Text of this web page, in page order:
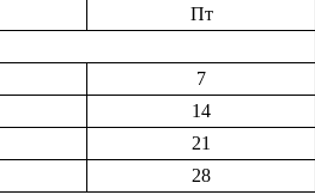
Пт
7
14
21
28